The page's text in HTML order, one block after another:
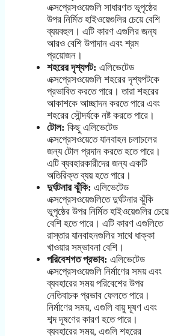
এক্সপ্রেসওয়েগুলি সাধারণত ভূপৃষ্ঠের
উপর নির্মিত হাইওয়েগুলির চেয়ে বেশি
ব্যয়বহুল। এটি কারণ এগুলির জন্য
আরও বেশি উপাদান এবং শ্রম
প্রয়োজন।
শহরের দৃশ্যপট: এলিভেটেড
এক্সপ্রেসওয়েগুলি শহরের দৃশ্যপটকে
প্রভাবিত করতে পারে। তারা শহরের
আকাশকে আচ্ছাদন করতে পারে এবং
শহরের সৌন্দর্যকে নষ্ট করতে পারে।
টোল: কিছু এলিভেটেড
এক্সপ্রেসওয়েতে যানবাহন চলাচলের
জন্য টোল প্রদান করতে হতে পারে।
এটি ব্যবহারকারীদের জন্য একটি
অতিরিক্ত ব্যয় হতে পারে।
দুর্ঘটনার ঝুঁকি: এলিভেটেড
এক্সপ্রেসওয়েগুলিতে দুর্ঘটনার ঝুঁকি
ভূপৃষ্ঠের উপর নির্মিত হাইওয়েগুলির চেয়ে
বেশি হতে পারে। এটি কারণ এগুলিতে
রাস্তার যানবাহনগুলির সাথে ধাক্কা
খাওয়ার সম্ভাবনা বেশি।
পরিবেশগত প্রভাব: এলিভেটেড
এক্সপ্রেসওয়েগুলি নির্মাণের সময় এবং
ব্যবহারের সময় পরিবেশের উপর
নেতিবাচক প্রভাব ফেলতে পারে।
নির্মাণের সময়, এগুলি বায়ু দূষণ এবং
শব্দ দূষণের কারণ হতে পারে।
ব্যবহারের সময়, এগুলি শহরের